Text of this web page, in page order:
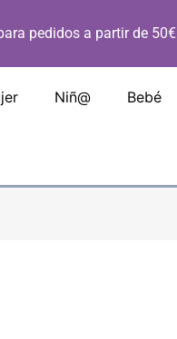
pedidos a partir de 50€
Niñ@ Bebé